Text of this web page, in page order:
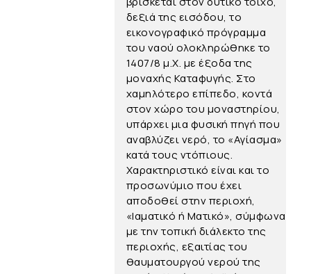
δεξιά της εισόδου, το
εικονογραφικό πρόγραμμα
του ναού ολοκληρώθηκε το
1407/8 μ.Χ. με έξοδα της
μοναχής Καταφυγής. Στο
χαμηλότερο επίπεδο, κοντά
στον χώρο του μοναστηρίου,
υπάρχει μια φυσική πηγή που
αναβλύζει νερό, το «Αγίασμα»
κατά τους ντόπιους.
Χαρακτηριστικό είναι και το
προσωνύμιο που έχει
αποδοθεί στην περιοχή,
«Ιαματικό ή Ματικό», σύμφωνα
με την τοπική διάλεκτο της
περιοχής, εξαιτίας του
θαυματουργού νερού της